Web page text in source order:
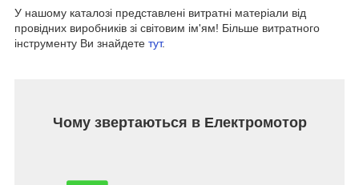
У нашому каталозі представлені витратні матеріали від
провідних виробників зі світовим ім'ям! Більше витратного
інструменту Ви знайдете тут.
Чому звертаються в Електромотор